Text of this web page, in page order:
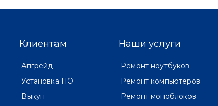
Клиентам
Апгрейд
Установка ПО
Выкуп
Наши услуги
Ремонт ноутбуков
Ремонт компьютеров
Ремонт моноблоков